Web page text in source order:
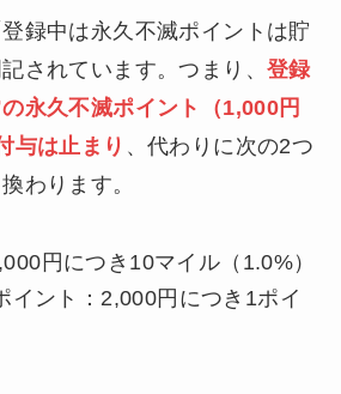
録中は永久不滅ポイントは貯
されています。つまり、 登録
永久不滅ポイント（1,000円
与は止まり 、代わりに次の2つ
わります。
円につき10マイル（1.0%）
イント：2,000円につき1ポイ